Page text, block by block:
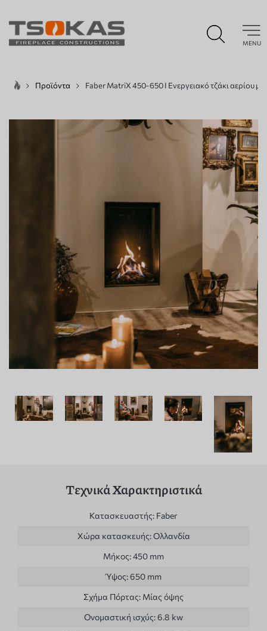
MENU
Προϊόντα Faber MatriX 450-650 I Ενεργειακό τζάκι αερίου
Τεχνικά Χαρακτηριστικά
Κατασκευαστής: Faber
Χώρα κατασκευής:Ολλανδία
Μήκος:450 mm
Ύψος:650 mm
Σχήμα Πόρτας: Μίας όψης
Ονομαστική ισχύς:6.8 kw